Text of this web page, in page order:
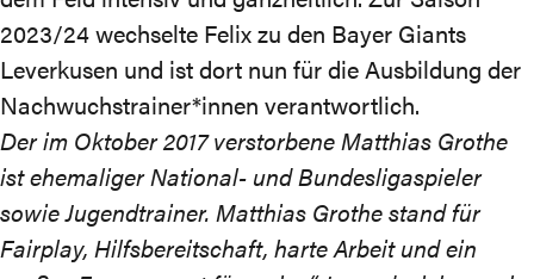
2023/24 wechselte Felix zu den Bayer Giants
Leverkusen und ist dort nun für die Ausbildung der
Nachwuchstrainer*innen verantwortlich.
Der im Oktober 2017 verstorbene Matthias Grothe
ist ehemaliger National- und Bundesligaspieler
sowie Jugendtrainer. Matthias Grothe stand für
Fairplay, Hilfsbereitschaft, harte Arbeit und ein